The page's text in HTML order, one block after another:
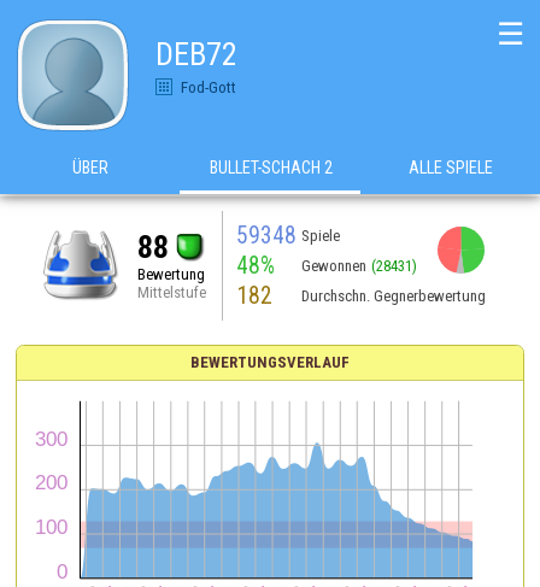
DEB72
Fod-Gott
☰
ÜBER BULLET-SCHACH 2 ALLE SPIELE
88
Bewertung
Mittelstufe
59348 Spiele
48% Gewonnen (28431)
182 Durchschn. Gegnerbewertung
BEWERTUNGSVERLAUF